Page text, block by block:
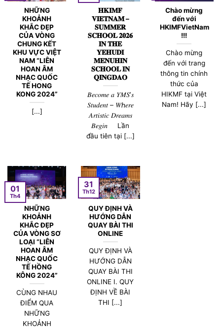
NHỮNG
KHOẢNH
KHẮC ĐẸP
CỦA VÒNG
CHUNG KẾT
KHU VỰC VIỆT
NAM “LIÊN
HOAN ÂM
NHẠC QUỐC
TẾ HONG
KONG 2024”
[...]
𝐇𝐊𝐈𝐌𝐅
𝐕𝐈𝐄𝐓𝐍𝐀𝐌 –
𝐒𝐔𝐌𝐌𝐄𝐑
𝐒𝐂𝐇𝐎𝐎𝐋 𝟐𝟎𝟐𝟔
𝐈𝐍 𝐓𝐇𝐄
𝐘𝐄𝐇𝐔𝐃𝐈
𝐌𝐄𝐍𝐔𝐇𝐈𝐍
𝐒𝐂𝐇𝐎𝐎𝐋 𝐈𝐍
𝐐𝐈𝐍𝐆𝐃𝐀𝐎
𝐵𝑒𝑐𝑜𝑚𝑒 𝑎 𝑌𝑀𝑆’𝑠
𝑆𝑡𝑢𝑑𝑒𝑛𝑡 – 𝑊ℎ𝑒𝑟𝑒
𝐴𝑟𝑡𝑖𝑠𝑡𝑖𝑐 𝐷𝑟𝑒𝑎𝑚𝑠
𝐵𝑒𝑔𝑖𝑛 Lần
đầu tiên tại [...]
Chào mừng
đến với
HKIMFVietNam
!!!
Chào mừng
đến với trang
thông tin chính
thức của
HIKMF tại Việt
Nam! Hãy [...]
NHỮNG
KHOẢNH
KHẮC ĐẸP
CỦA VÒNG SƠ
LOẠI “LIÊN
HOAN ÂM
NHẠC QUỐC
TẾ HỒNG
KÔNG 2024”
CÙNG NHAU
ĐIỂM QUA
NHỮNG
KHOẢNH
01
Th4
QUY ĐỊNH VÀ
HƯỚNG DẪN
QUAY BÀI THI
ONLINE
QUY ĐỊNH VÀ
HƯỚNG DẪN
QUAY BÀI THI
ONLINE I. QUY
ĐỊNH VỀ BÀI
THI [...]
31
Th12